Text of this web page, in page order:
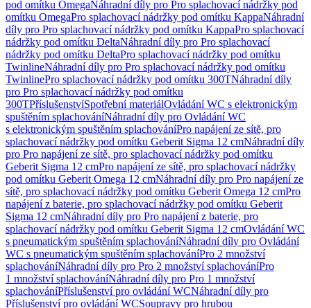
pod omítku OmegaNáhradní díly pro Pro splachovací nádržky pod
omítku OmegaPro splachovací nádržky pod omítku KappaNáhradní
díly pro Pro splachovací nádržky pod omítku KappaPro splachovací
nádržky pod omítku DeltaNáhradní díly pro Pro splachovací
nádržky pod omítku DeltaPro splachovací nádržky pod omítku
TwinlineNáhradní díly pro Pro splachovací nádržky pod omítku
TwinlinePro splachovací nádržky pod omítku 300TNáhradní díly
pro Pro splachovací nádržky pod omítku
300TPříslušenstvíSpotřební materiálOvládání WC s elektronickým
spuštěním splachováníNáhradní díly pro Ovládání WC
s elektronickým spuštěním splachováníPro napájení ze sítě, pro
splachovací nádržky pod omítku Geberit Sigma 12 cmNáhradní díly
pro Pro napájení ze sítě, pro splachovací nádržky pod omítku
Geberit Sigma 12 cmPro napájení ze sítě, pro splachovací nádržky
pod omítku Geberit Omega 12 cmNáhradní díly pro Pro napájení ze
sítě, pro splachovací nádržky pod omítku Geberit Omega 12 cmPro
napájení z baterie, pro splachovací nádržky pod omítku Geberit
Sigma 12 cmNáhradní díly pro Pro napájení z baterie, pro
splachovací nádržky pod omítku Geberit Sigma 12 cmOvládání WC
s pneumatickým spuštěním splachováníNáhradní díly pro Ovládání
WC s pneumatickým spuštěním splachováníPro 2 množství
splachováníNáhradní díly pro Pro 2 množství splachováníPro
1 množství splachováníNáhradní díly pro Pro 1 množství
splachováníPříslušenství pro ovládání WCNáhradní díly pro
Příslušenství pro ovládání WCSoupravy pro hrubou